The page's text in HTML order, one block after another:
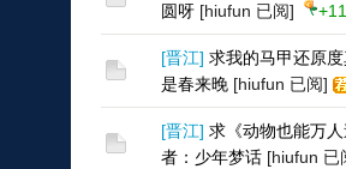
圆呀 [hiufun 已阅] +11
[晋江] 求我的马甲还原
是春来晚 [hiufun 已阅]
[晋江] 求《动物也能万
者：少年梦话 [hiufun 已